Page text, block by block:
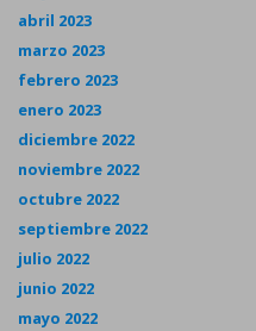
abril 2023
marzo 2023
febrero 2023
enero 2023
diciembre 2022
noviembre 2022
octubre 2022
septiembre 2022
julio 2022
junio 2022
mayo 2022